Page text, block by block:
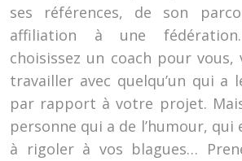
ses références, de son
affiliation à une
choisissez un coach pour vous,
travailler avec quelqu’un qui a
par rapport à votre projet.
personne qui a de l’humour,
à rigoler à vos blagues…